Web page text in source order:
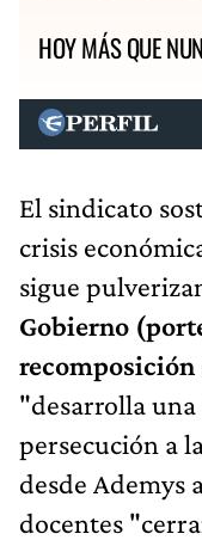
HOY MÁS QUE
El sindicato
crisis
sigue
Gobierno
recomposición
"desarrolla
persecución a
desde Ademys
docentes